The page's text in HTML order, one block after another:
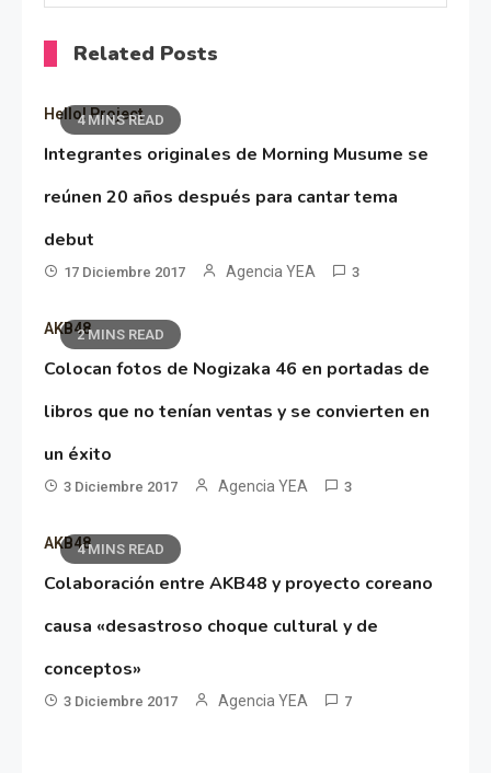
Related Posts
4 MINS READ
Hello! Project
Integrantes originales de Morning Musume se
reúnen 20 años después para cantar tema
debut
17 Diciembre 2017 Agencia YEA 3
2 MINS READ
AKB48
Colocan fotos de Nogizaka 46 en portadas de
libros que no tenían ventas y se convierten en
un éxito
3 Diciembre 2017 Agencia YEA 3
4 MINS READ
AKB48
Colaboración entre AKB48 y proyecto coreano
causa «desastroso choque cultural y de
conceptos»
3 Diciembre 2017 Agencia YEA 7